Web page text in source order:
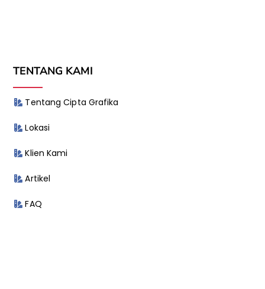
TENTANG KAMI
Tentang Cipta Grafika
Lokasi
Klien Kami
Artikel
FAQ